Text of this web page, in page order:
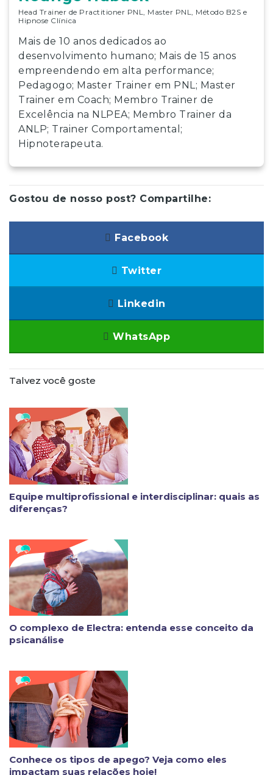
Head Trainer de Practitioner PNL, Master PNL, Método B2S e
Hipnose Clínica
Mais de 10 anos dedicados ao
desenvolvimento humano; Mais de 15 anos
empreendendo em alta performance;
Pedagogo; Master Trainer em PNL; Master
Trainer em Coach; Membro Trainer de
Excelência na NLPEA; Membro Trainer da
ANLP; Trainer Comportamental;
Hipnoterapeuta.
Gostou de nosso post? Compartilhe:
Facebook
Twitter
Linkedin
WhatsApp
Talvez você goste
Equipe multiprofissional e interdisciplinar: quais as
diferenças?
O complexo de Electra: entenda esse conceito da
psicanálise
Conhece os tipos de apego? Veja como eles
impactam suas relações hoje!